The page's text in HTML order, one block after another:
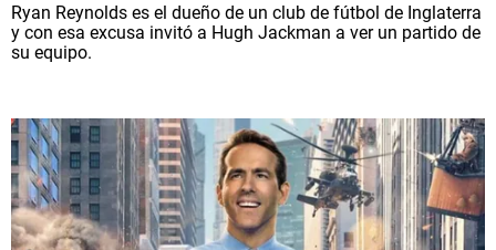
Ryan Reynolds es el dueño de un club de fútbol de Inglaterra
y con esa excusa invitó a Hugh Jackman a ver un partido de
su equipo.